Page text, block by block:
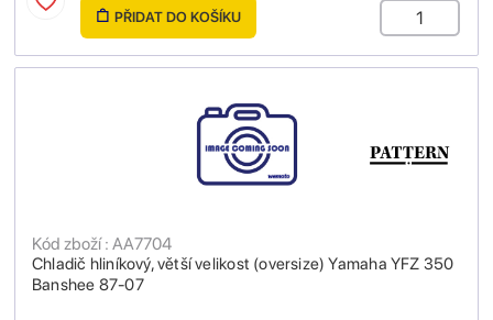
PŘIDAT DO KOŠÍKU
Chladič hliníkový, větší velikost (oversize) Yamaha YFZ 350
Banshee 87-07
Kód zboží : AA7704